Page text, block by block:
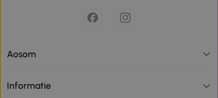
Aosom
Informatie